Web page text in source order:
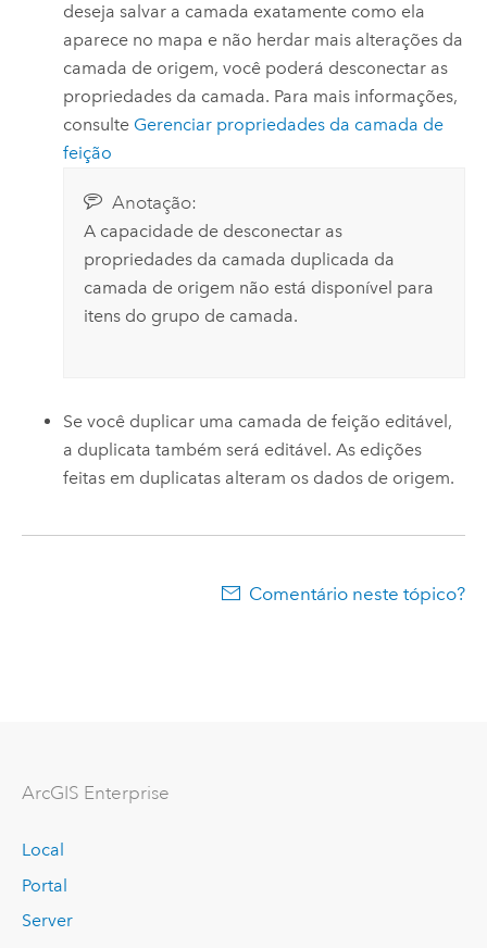
deseja salvar a camada exatamente como ela
aparece no mapa e não herdar mais alterações da
camada de origem, você poderá desconectar as
propriedades da camada. Para mais informações,
consulte Gerenciar propriedades da camada de
feição
Anotação:
A capacidade de desconectar as
propriedades da camada duplicada da
camada de origem não está disponível para
itens do grupo de camada.
Se você duplicar uma camada de feição editável,
a duplicata também será editável. As edições
feitas em duplicatas alteram os dados de origem.
Comentário neste tópico?
ArcGIS Enterprise
Local
Portal
Server